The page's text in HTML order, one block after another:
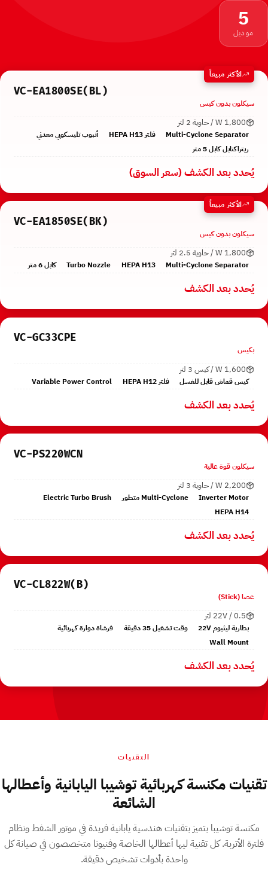
5
موديل
الأكثر مبيعاً
VC-EA1800SE(BL)
سيكلون بدون كيس
1,800 W / حاوية 2 لتر
Multi-Cyclone Separator فلتر HEPA H13
أنبوب تليسكوبي معدني
ريتراكتابل كابل 5 متر
يُحدد بعد الكشف (سعر السوق)
الأكثر مبيعاً
VC-EA1850SE(BK)
سيكلون بدون كيس
1,800 W / حاوية 2.5 لتر
Multi-Cyclone Separator
HEPA H13
Turbo Nozzle كابل 6 متر
يُحدد بعد الكشف
VC-GC33CPE
بكيس
1,600 W / كيس 3 لتر
كيس قماش قابل للغسل فلتر HEPA H12 Variable Power Control
يُحدد بعد الكشف
VC-PS220WCN
سيكلون قوة عالية
2,200 W / حاوية 3 لتر
Inverter Motor Multi-Cyclone متطور
Electric Turbo Brush
HEPA H14
يُحدد بعد الكشف
VC-CL822W(B)
عصا ⁨(Stick)⁩
22V / 0.5 لتر
بطارية ليثيوم 22V وقت تشغيل 35 دقيقة
فرشاة دوارة كهربائية
Wall Mount
يُحدد بعد الكشف
التقنيات
تقنيات مكنسة كهربائية توشيبا اليابانية وأعطالها
الشائعة
مكنسة توشيبا بتميز بتقنيات هندسية يابانية فريدة في موتور الشفط ونظام
فلترة الأتربة. كل تقنية ليها أعطالها الخاصة وفنيونا متخصصون في صيانة كل
واحدة بأدوات تشخيص دقيقة.